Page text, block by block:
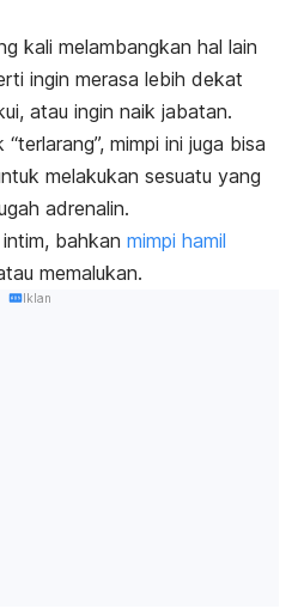
kali melambangkan hal lain
ingin merasa lebih dekat
atau ingin naik jabatan.
mimpi ini juga bisa
melakukan sesuatu yang
adrenalin.
bahkan mimpi hamil
memalukan.
Iklan